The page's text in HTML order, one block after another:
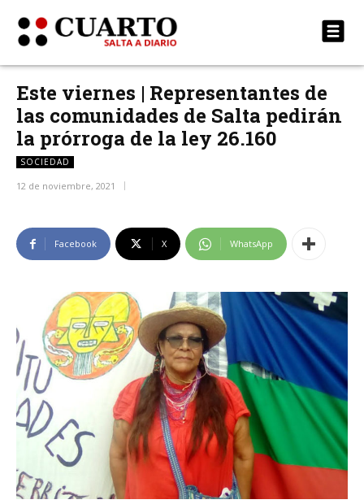
Este viernes | Representantes de
las comunidades de Salta pedirán
la prórroga de la ley 26.160
SOCIEDAD
12 de noviembre, 2021
Facebook X WhatsApp